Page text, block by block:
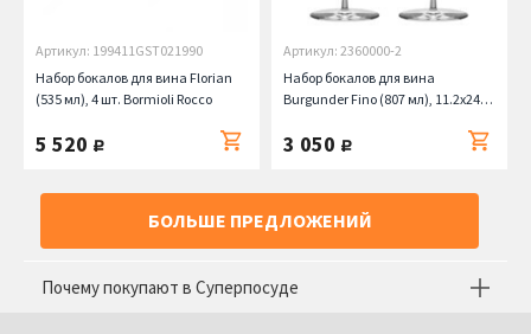
Артикул: 199411GST021990
Набор бокалов для вина Florian
(535 мл), 4 шт. Bormioli Rocco
5 520 руб.
Артикул: 2360000-2
Набор бокалов для вина
Burgunder Fino (807 мл), 11.2х24.5
3 050 руб.
БОЛЬШЕ ПРЕДЛОЖЕНИЙ
Почему покупают в Суперпосуде